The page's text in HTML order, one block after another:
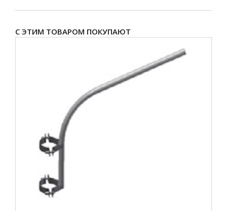
С ЭТИМ ТОВАРОМ ПОКУПАЮТ